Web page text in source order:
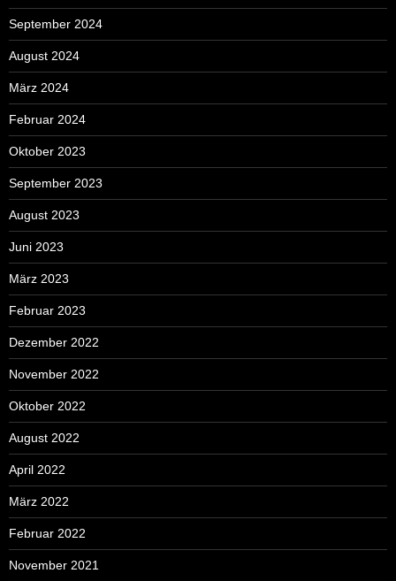
September 2024
August 2024
März 2024
Februar 2024
Oktober 2023
September 2023
August 2023
Juni 2023
März 2023
Februar 2023
Dezember 2022
November 2022
Oktober 2022
August 2022
April 2022
März 2022
Februar 2022
November 2021